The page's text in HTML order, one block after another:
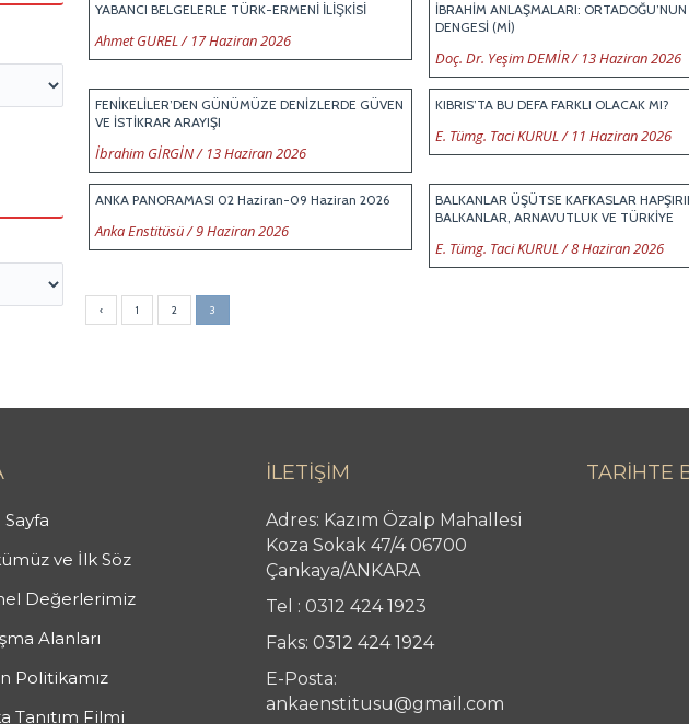
YABANCI BELGELERLE TÜRK-ERMENİ İLİŞKİSİ
Ahmet GUREL/ 17 Haziran 2026
İBRAHİM ANLAŞMALARI: ORTADOĞU’NUN
DENGESİ (Mİ)
Doç. Dr. Yeşim DEMİR/ 13 Haziran 2026
FENİKELİLER’DEN GÜNÜMÜZE DENİZLERDE GÜVEN
VE İSTİKRAR ARAYIŞI
İbrahim GİRGİN/ 13 Haziran 2026
KIBRIS’TA BU DEFA FARKLI OLACAK MI?
E. Tümg. Taci KURUL/ 11 Haziran 2026
ANKA PANORAMASI 02 Haziran-09 Haziran 2026
Anka Enstitüsü/9 Haziran 2026
BALKANLAR ÜŞÜTSE KAFKASLAR
BALKANLAR, ARNAVUTLUK VE TÜRKİYE
E. Tümg. Taci KURUL/8 Haziran 2026
‹ 1 2 3
ve İlk Söz
Değerlerimiz
Alanları
Politikamız
Tanıtım Filmi
İLETİŞİM
Adres: Kazım Özalp Mahallesi
Koza Sokak 47/4 06700
Çankaya/ANKARA
Tel : 0312 424 1923
Faks: 0312 424 1924
E-Posta:
ankaenstitusu@gmail.com
TARİHTE